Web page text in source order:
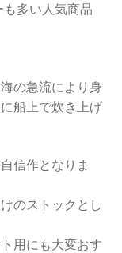
も多い人気商品
の急流により身
船上で炊き上げ
信作となりま
のストックとし
用にも大変おす